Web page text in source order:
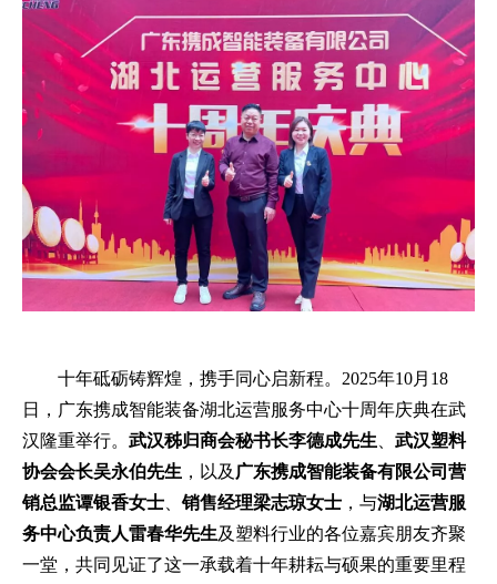
十年砥砺铸辉煌，携手同心启新程。2025年10月18
日，广东携成智能装备湖北运营服务中心十周年庆典在武
汉隆重举行。 武汉秭归商会秘书长李德成先生
武汉塑料
协会会长吴永伯先生 ，以及 广东携成智能装备有限公司营
销总监谭银香女士 、销售经理梁志琼女士 ，与湖北运营服
务中心负责人雷春华先生及塑料行业的各位嘉宾朋友齐聚
一堂，共同见证了这一承载着十年耕耘与硕果的重要里程